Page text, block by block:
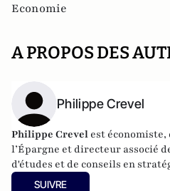
Economie
A PROPOS DES
Philippe Crevel
Philippe Crevel est
l’Épargne et directeur associé
d'études et de conseils en
SUIVRE